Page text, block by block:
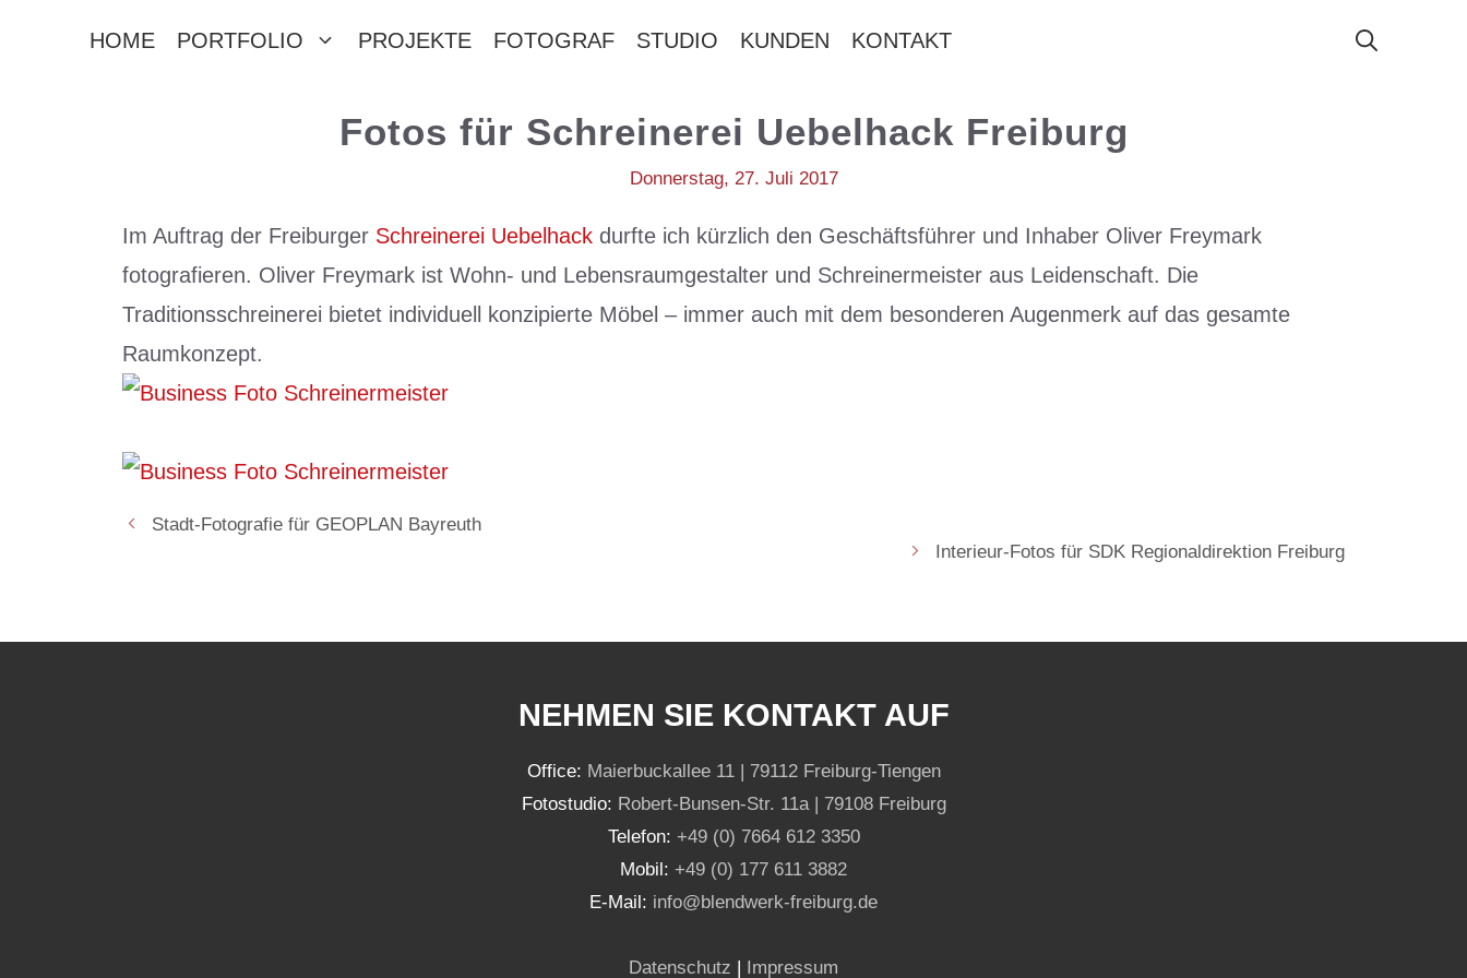
HOME PORTFOLIO PROJEKTE FOTOGRAF STUDIO KUNDEN KONTAKT
Fotos für Schreinerei Uebelhack Freiburg
Donnerstag, 27. Juli 2017
Im Auftrag der Freiburger Schreinerei Uebelhack durfte ich kürzlich den Geschäftsführer und Inhaber Oliver Freymark
fotografieren. Oliver Freymark ist Wohn- und Lebensraumgestalter und Schreinermeister aus Leidenschaft. Die
Traditionsschreinerei bietet individuell konzipierte Möbel – immer auch mit dem besonderen Augenmerk auf das gesamte
Raumkonzept.
Stadt-Fotografie für GEOPLAN Bayreuth
Interieur-Fotos für SDK Regionaldirektion Freiburg
NEHMEN SIE KONTAKT AUF
Office: Maierbuckallee 11 | 79112 Freiburg-Tiengen
Fotostudio: Robert-Bunsen-Str. 11a | 79108 Freiburg
Telefon: +49 (0) 7664 612 3350
Mobil: +49 (0) 177 611 3882
E-Mail: info@blendwerk-freiburg.de
Datenschutz Impressum